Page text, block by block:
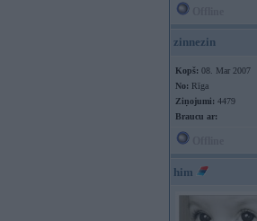
zinnezin
Kopš: 08. Mar 2007
No: Rīga
Ziņojumi: 4479
Braucu ar:
him